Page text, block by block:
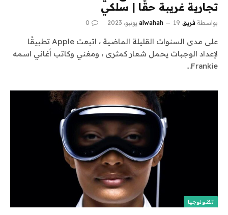
تجارية غريبة حقًا | سلكي
بواسطة فريق alwahah 19 يونيو، 2023 0
على مدى السنوات القليلة الماضية ، اتبعت Apple تطبيقًا
لإعداد الوجبات يحمل شعار كمثرى ، ومغني وكاتب أغاني اسمه
Frankie…
تكنولوجيا